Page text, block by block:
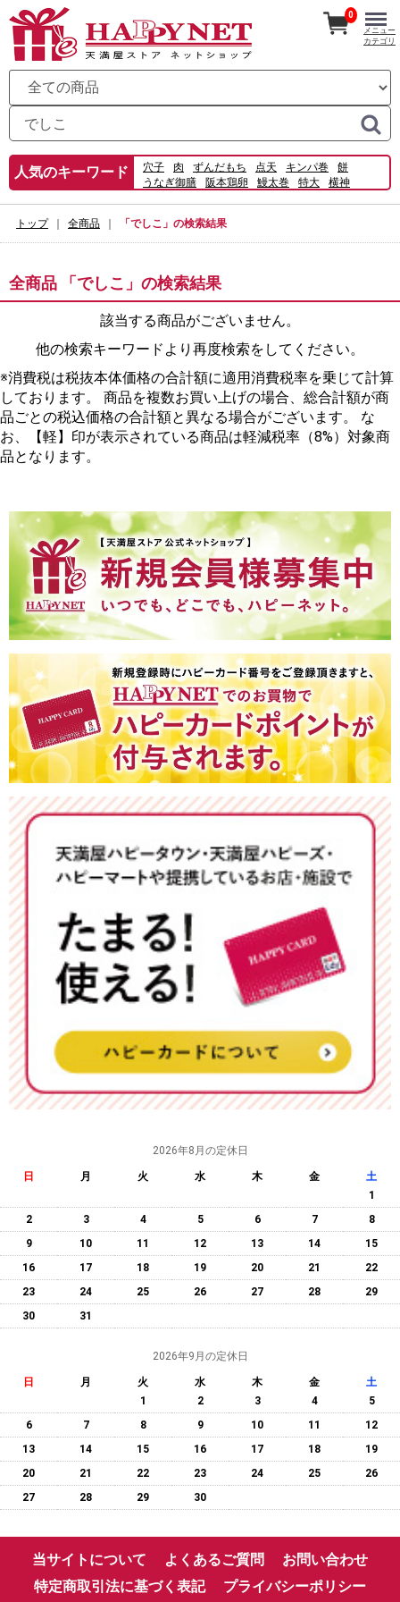
人気のキーワード 穴子 肉 ずんだもち 点天 キンパ巻
餅
うなぎ御膳
阪本鶏卵 鰻太巻 特大
横神
0
メニュー
カテゴリ
トップ 全商品 「でしこ」の検索結果
全商品 「でしこ」の検索結果
該当する商品がございません。
他の検索キーワードより再度検索をしてください。
※消費税は税抜本体価格の合計額に適用消費税率を乗じて計算
しております。 商品を複数お買い上げの場合、総合計額が商
品ごとの税込価格の合計額と異なる場合がございます。 な
お、【軽】印が表示されている商品は軽減税率（8%）対象商
品となります。
2026年8月の定休日
日 月 火 水 木 金
土
1
2
3 4 5 6 7
8
9
10 11 12 13 14
15
16
17 18 19 20 21
22
23
24 25 26 27 28
29
30
31
2026年9月の定休日
日 月 火 水 木 金
土
1
2 3 4
5
6
7 8 9 10 11
12
13
14 15 16 17 18
19
20
21 22 23 24 25
26
27
28 29 30
当サイトについて よくあるご質問
お問い合わせ
特定商取引法に基づく表記
プライバシーポリシー